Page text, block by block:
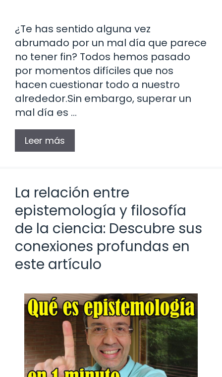
¿Te has sentido alguna vez
abrumado por un mal día que parece
no tener fin? Todos hemos pasado
por momentos difíciles que nos
hacen cuestionar todo a nuestro
alrededor.Sin embargo, superar un
mal día es …
Leer más
La relación entre
epistemología y filosofía
de la ciencia: Descubre sus
conexiones profundas en
este artículo